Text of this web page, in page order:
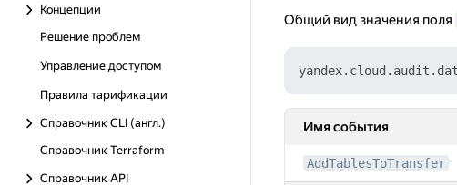
Концепции
Решение проблем
Управление доступом
Правила тарификации
Справочник CLI (англ.)
Справочник Terraform
Справочник API
Общий вид значения поля
Имя события
AddTablesToTransfer